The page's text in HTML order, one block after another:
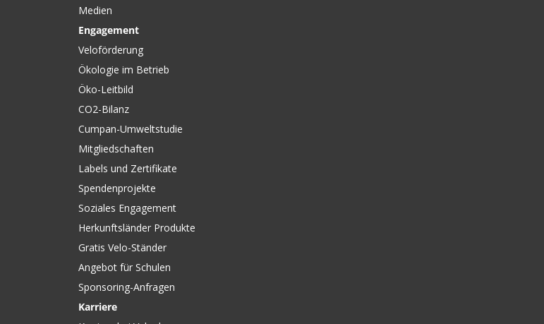
Medien
Engagement
Veloförderung
Ökologie im Betrieb
Öko-Leitbild
CO2-Bilanz
Cumpan-Umweltstudie
Mitgliedschaften
Labels und Zertifikate
Spendenprojekte
Soziales Engagement
Herkunftsländer Produkte
Gratis Velo-Ständer
Angebot für Schulen
Sponsoring-Anfragen
Karriere